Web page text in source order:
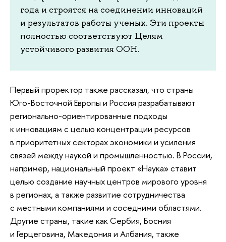
года и строятся на соединении инноваций
и результатов работы ученых. Эти проекты
полностью соответствуют Целям
устойчивого развития ООН.
Первый проректор также рассказал, что страны
Юго-Восточной Европы и Россия разрабатывают
регионально-ориентированные подходы
к инновациям с целью концентрации ресурсов
в приоритетных секторах экономики и усиления
связей между наукой и промышленностью. В России,
например, национальный проект «Наука» ставит
целью создание научных центров мирового уровня
в регионах, а также развитие сотрудничества
с местными компаниями и соседними областями.
Другие страны, такие как Сербия, Босния
и Герцеговина, Македония и Албания, также